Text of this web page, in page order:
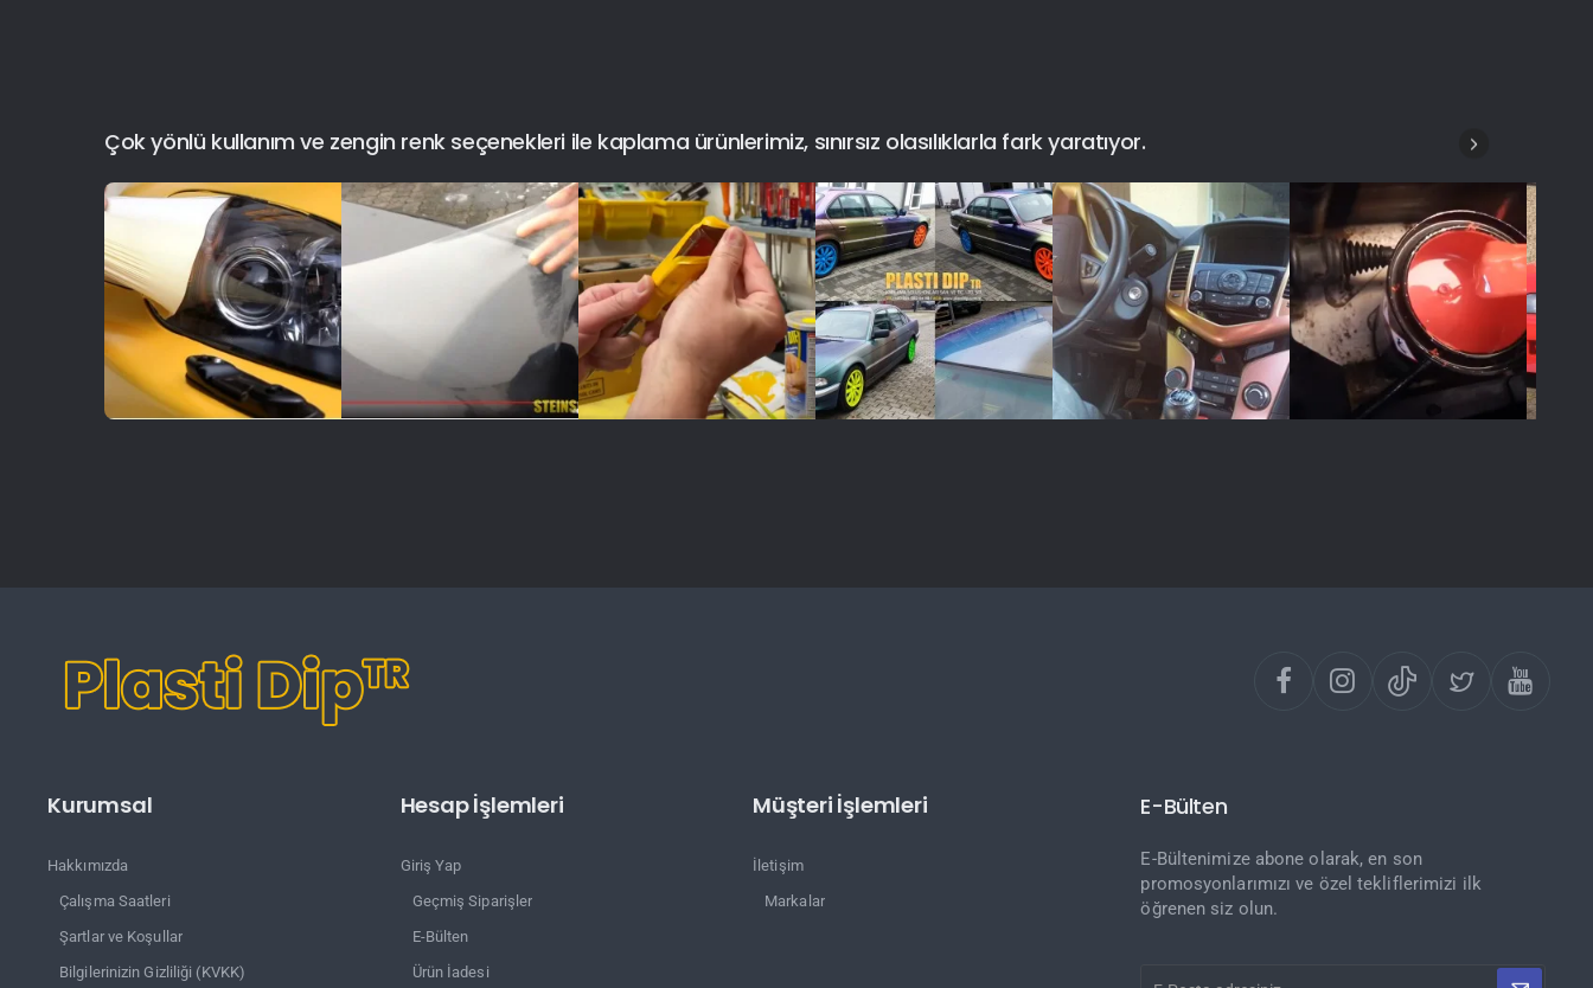
Çok yönlü kullanım ve zengin renk seçenekleri ile kaplama ürünlerimiz, sınırsız olasılıklarla fark yaratıyor.
Kurumsal
Hakkımızda
Çalışma Saatleri
Şartlar ve Koşullar
Bilgilerinizin Gizliliği (KVKK)
Hesap İşlemleri
Giriş Yap
Geçmiş Siparişler
E-Bülten
Ürün İadesi
Müşteri İşlemleri
İletişim
Markalar
E-Bülten
E-Bültenimize abone olarak, en son
promosyonlarımızı ve özel tekliflerimizi ilk
öğrenen siz olun.